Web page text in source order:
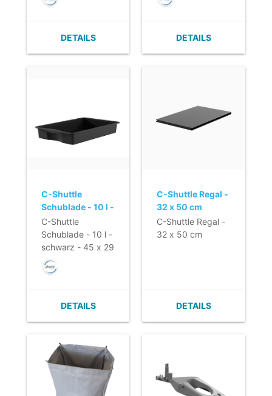
DETAILS DETAILS
C-Shuttle
Schublade - 10 l -
schwarz - 45 x
29 x 8,5 cm
C-Shuttle
Schublade - 10 l -
schwarz - 45 x 29
x 8,5 cm
DETAILS
C-Shuttle Regal -
32 x 50 cm
C-Shuttle Regal -
32 x 50 cm
DETAILS